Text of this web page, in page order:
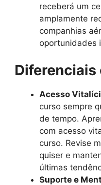
receberá um
amplamente
companhias
oportunidades
Diferenciais
Acesso
curso sempre
de tempo.
com acesso
curso. Revise
quiser e
últimas
Suporte e